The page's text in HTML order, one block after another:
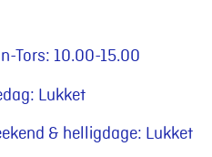
Tors: 10.00-15.00
Lukket
& helligdage: Lukket